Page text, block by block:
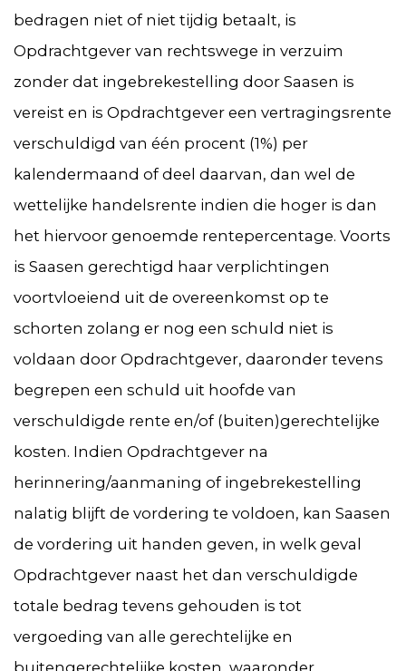
bedragen niet of niet tijdig betaalt, is
Opdrachtgever van rechtswege in verzuim
zonder dat ingebrekestelling door Saasen is
vereist en is Opdrachtgever een vertragingsrente
verschuldigd van één procent (1%) per
kalendermaand of deel daarvan, dan wel de
wettelijke handelsrente indien die hoger is dan
het hiervoor genoemde rentepercentage. Voorts
is Saasen gerechtigd haar verplichtingen
voortvloeiend uit de overeenkomst op te
schorten zolang er nog een schuld niet is
voldaan door Opdrachtgever, daaronder tevens
begrepen een schuld uit hoofde van
verschuldigde rente en/of (buiten)gerechtelijke
kosten. Indien Opdrachtgever na
herinnering/aanmaning of ingebrekestelling
nalatig blijft de vordering te voldoen, kan Saasen
de vordering uit handen geven, in welk geval
Opdrachtgever naast het dan verschuldigde
totale bedrag tevens gehouden is tot
vergoeding van alle gerechtelijke en